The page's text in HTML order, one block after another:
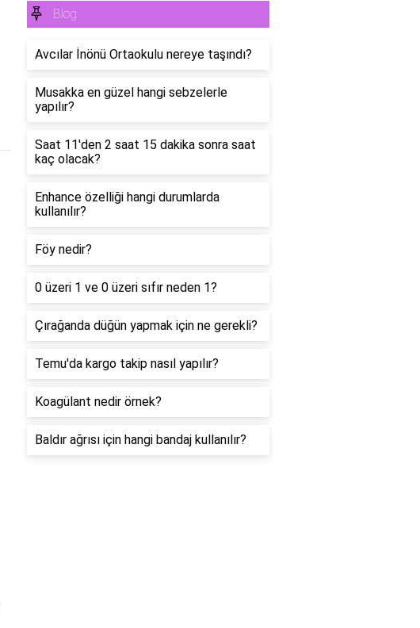
Blog
Avcılar İnönü Ortaokulu nereye taşındı?
Musakka en güzel hangi sebzelerle
yapılır?
Saat 11'den 2 saat 15 dakika sonra saat
kaç olacak?
Enhance özelliği hangi durumlarda
kullanılır?
Föy nedir?
0 üzeri 1 ve 0 üzeri sıfır neden 1?
Çırağanda düğün yapmak için ne gerekli?
Temu'da kargo takip nasıl yapılır?
Koagülant nedir örnek?
Baldır ağrısı için hangi bandaj kullanılır?